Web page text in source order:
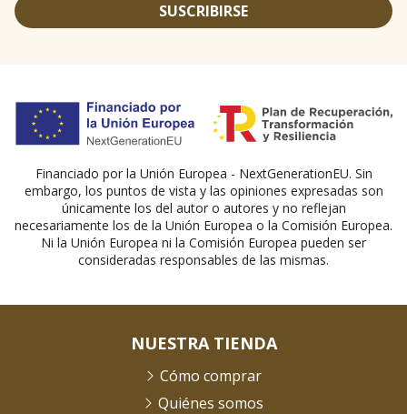
SUSCRIBIRSE
Financiado por la Unión Europea - NextGenerationEU. Sin
embargo, los puntos de vista y las opiniones expresadas son
únicamente los del autor o autores y no reflejan
necesariamente los de la Unión Europea o la Comisión Europea.
Ni la Unión Europea ni la Comisión Europea pueden ser
consideradas responsables de las mismas.
NUESTRA TIENDA
Cómo comprar
Quiénes somos